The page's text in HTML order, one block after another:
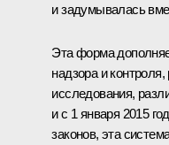
и задумывалась
Эта форма
надзора и
исследования,
и с 1 января 2015
законов, эта